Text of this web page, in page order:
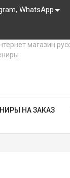
WhatsApp
НА ЗАКАЗ